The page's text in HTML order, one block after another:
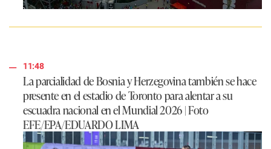
11:48
La parcialidad de Bosnia y Herzegovina también se hace
presente en el estadio de Toronto para alentar a su
escuadra nacional en el Mundial 2026 | Foto
EFE/EPA/EDUARDO LIMA